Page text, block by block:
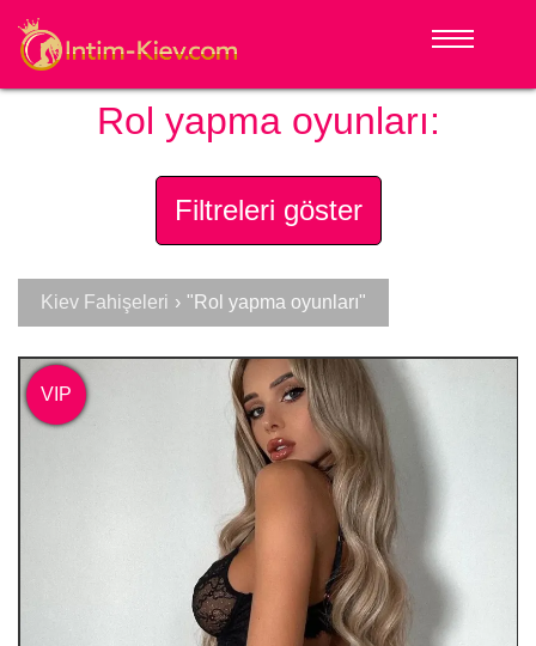
Rol yapma oyunları:
Filtreleri göster
Kiev Fahişeleri › "Rol yapma oyunları"
VIP